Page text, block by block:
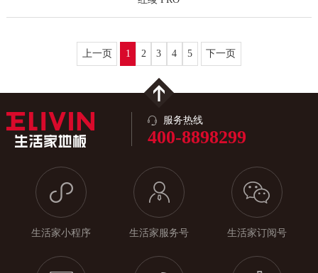
上一页 1 2 3 4 5 下一页
服务热线
400-8898299
生活家小程序 生活家服务号 生活家订阅号